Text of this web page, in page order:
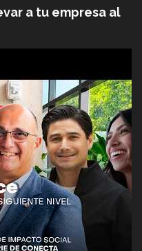
a tu empresa al